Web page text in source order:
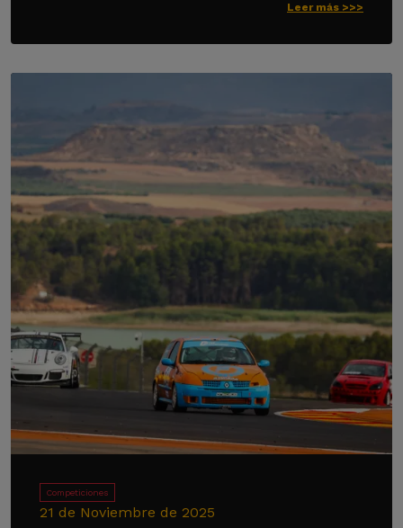
Leer más >>>
Competiciones
21 de Noviembre de 2025